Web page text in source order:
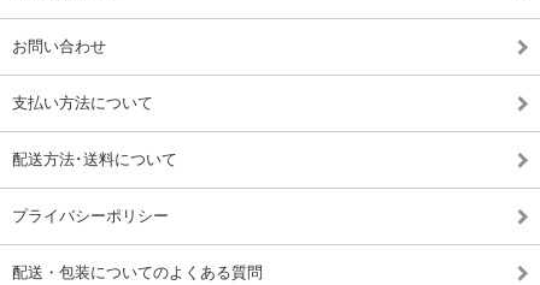
お問い合わせ
支払い方法について
配送方法･送料について
プライバシーポリシー
配送・包装についてのよくある質問